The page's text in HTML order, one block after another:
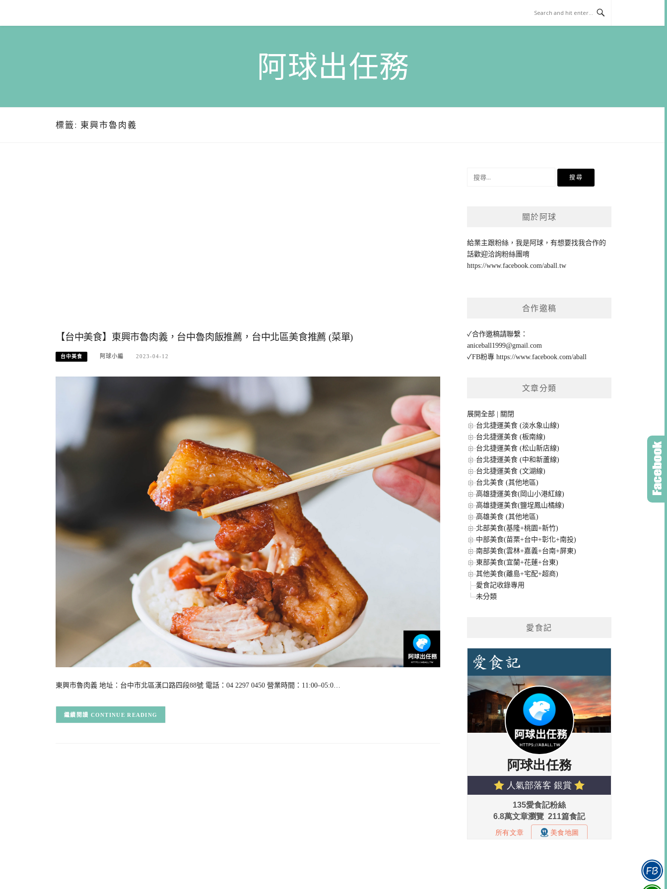
content
阿球出任務
標籤: 東興市魯肉義
【台中美食】東興市魯肉義，台中魯肉飯推薦，台中北區美食推薦 (菜單)
台中美食 阿球小編 2023-04-12
東興市魯肉義 地址：台中市北區漢口路四段88號 電話：04 2297 0450 營業時間：11:00–05:0…
CONTINUE READING
關於阿球
給業主跟粉絲，我是阿球，有想要找我合作的
話歡迎洽詢粉絲團唷
https://www.facebook.com/aball.tw
合作邀稿
✓合作邀稿請聯繫：
aniceball1999@gmail.com
✓FB粉專https://www.facebook.com/aball
文章分類
展開全部
關閉
台北捷運美食 (淡水象山線)
台北捷運美食 (板南線)
台北捷運美食 (松山新店線)
台北捷運美食 (中和新蘆線)
台北捷運美食 (文湖線)
台北美食 (其他地區)
高雄捷運美食(岡山小港紅線)
高雄捷運美食(鹽埕鳳山橘線)
高雄美食 (其他地區)
北部美食(基隆+桃園+新竹)
中部美食(苗栗+台中+彰化+南投)
南部美食(雲林+嘉義+台南+屏東)
東部美食(宜蘭+花蓮+台東)
其他美食(離島+宅配+超商)
愛食記收錄專用
未分類
愛食記